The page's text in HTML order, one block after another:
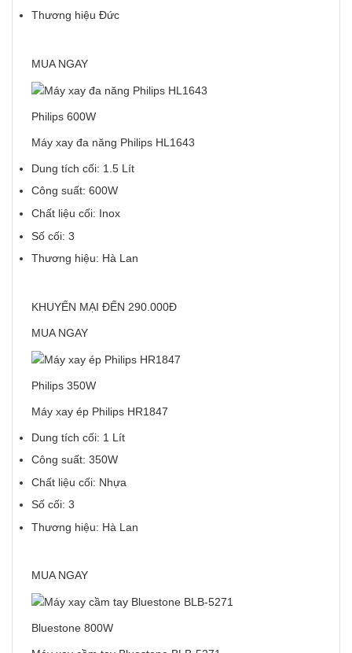
Thương hiệu Đức
MUA NGAY
Philips 600W
Máy xay đa năng Philips HL1643
Dung tích cối: 1.5 Lít
Công suất: 600W
Chất liệu cối: Inox
Số cối: 3
Thương hiệu: Hà Lan
KHUYẾN MẠI ĐẾN 290.000Đ
MUA NGAY
Philips 350W
Máy xay ép Philips HR1847
Dung tích cối: 1 Lít
Công suất: 350W
Chất liệu cối: Nhựa
Số cối: 3
Thương hiệu: Hà Lan
MUA NGAY
Bluestone 800W